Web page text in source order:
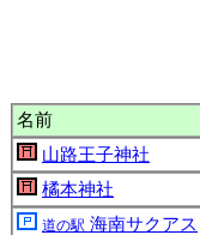
名前
山路王子神社
橘本神社
道の駅 海南サクアス